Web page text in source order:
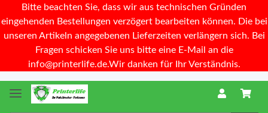
Bitte beachten Sie, dass wir aus technischen Gründen
eingehenden Bestellungen verzögert bearbeiten können. Die bei
unseren Artikeln angegebenen Lieferzeiten verlängern sich. Bei
Fragen schicken Sie uns bitte eine E-Mail an die
info@printerlife.de.Wir danken für Ihr Verständnis.